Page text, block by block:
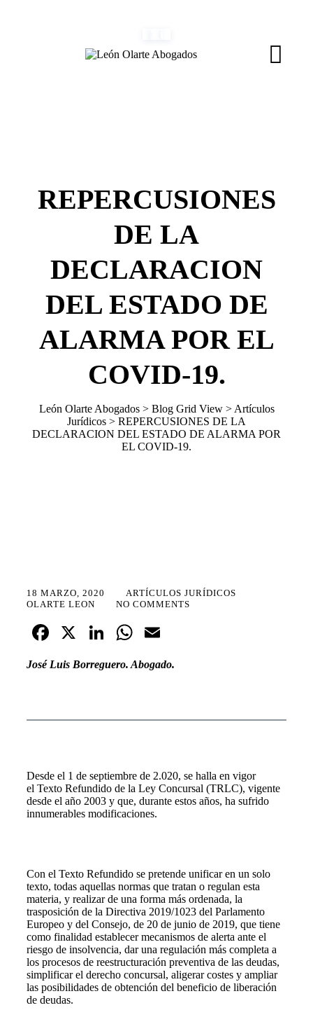
REPERCUSIONES
DE LA
DECLARACION
DEL ESTADO DE
ALARMA POR EL
COVID-19.
León Olarte Abogados> Blog Grid View> Artículos
Jurídicos > REPERCUSIONES DE LA
DECLARACION DEL ESTADO DE ALARMA POR
EL COVID-19.
18 MARZO, 2020
ARTÍCULOS JURÍDICOS
OLARTE LEON
NO COMMENTS
Fa
ce
X
Li
W
ha
ts
pp
m
José Luis Borreguero. Abogado.
Desde el 1 de septiembre de 2.020, se halla en vigor
el Texto Refundido de la Ley Concursal (TRLC), vigente
desde el año 2003 y que, durante estos años, ha sufrido
innumerables modificaciones.
Con el Texto Refundido se pretende unificar en un solo
texto, todas aquellas normas que tratan o regulan esta
materia, y realizar de una forma más ordenada, la
trasposición de la Directiva 2019/1023 del Parlamento
Europeo y del Consejo, de 20 de junio de 2019, que tiene
como finalidad establecer mecanismos de alerta ante el
riesgo de insolvencia, dar una regulación más completa a
los procesos de reestructuración preventiva de las deudas,
simplificar el derecho concursal, aligerar costes y ampliar
las posibilidades de obtención del beneficio de liberación
de deudas.